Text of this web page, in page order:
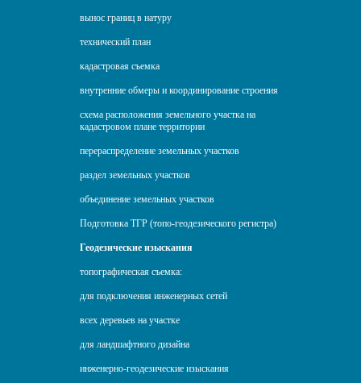
вынос границ в натуру
технический план
кадастровая съемка
внутренние обмеры и координирование строения
схема расположения земельного участка на
кадастровом плане территории
перераспределение земельных участков
раздел земельных участков
объединение земельных участков
Подготовка ТГР (топо-геодезического регистра)
Геодезические изыскания
топографическая съемка:
для подключения инженерных сетей
всех деревьев на участке
для ландшафтного дизайна
инженерно-геодезические изыскания